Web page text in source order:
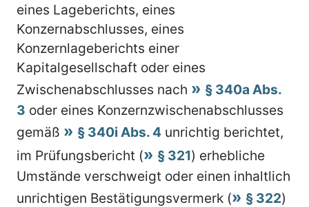
eines Lageberichts, eines
Konzernabschlusses, eines
Konzernlageberichts einer
Kapitalgesellschaft oder eines
Zwischenabschlusses nach
§ 340a Abs.
3 oder eines Konzernzwischenabschlusses
gemäß
§ 340i Abs. 4 unrichtig berichtet,
im Prüfungsbericht (
§ 321) erhebliche
Umstände verschweigt oder einen inhaltlich
unrichtigen Bestätigungsvermerk (
§ 322)